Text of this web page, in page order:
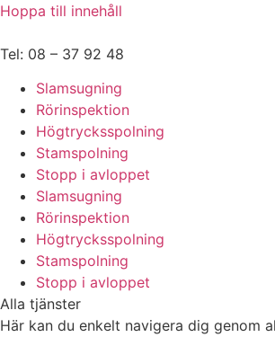
Hoppa till innehåll
Tel: 08 – 37 92 48
Slamsugning
Rörinspektion
Högtrycksspolning
Stamspolning
Stopp i avloppet
Slamsugning
Rörinspektion
Högtrycksspolning
Stamspolning
Stopp i avloppet
Alla tjänster
Här kan du enkelt navigera dig genom